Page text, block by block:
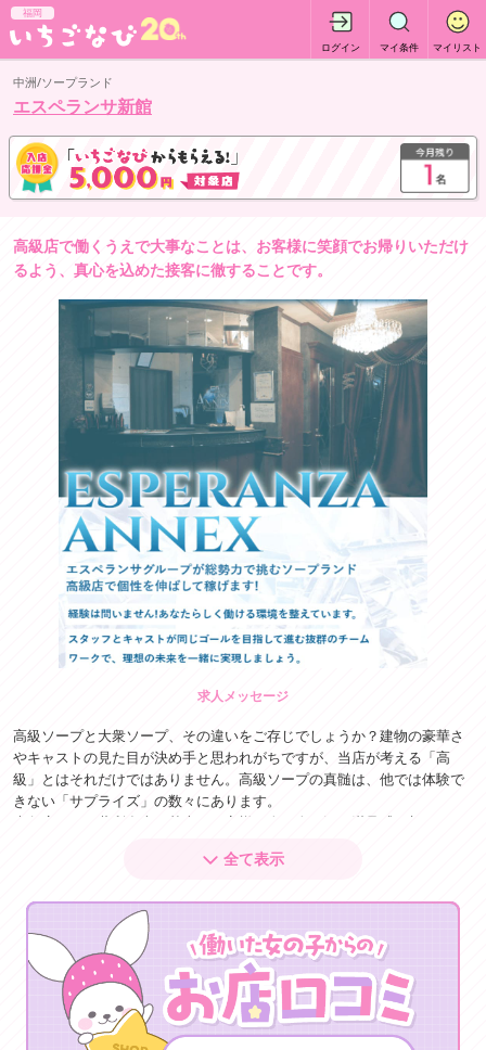
福岡
ログイン マイ条件 マイリスト
中洲/ソープランド
エスペランサ新館
高級店で働くうえで大事なことは、お客様に笑顔でお帰りいただけ
るよう、真心を込めた接客に徹することです。
求人メッセージ
高級ソープと大衆ソープ、その違いをご存じでしょうか？建物の豪華さ
やキャストの見た目が決め手と思われがちですが、当店が考える「高
級」とはそれだけではありません。高級ソープの真髄は、他では体験で
きない「サプライズ」の数々にあります。
大衆店では、薄利多売が基本。お客様一人一人に深い満足感を与えるよ
逆。一人のお客様に丁寧に向き合い、気配りと真心を込めた接客を徹底
す。
当店では、黒服のさりげない気遣いやキャストの心温まる配慮、性に関
する特別な演出を「高級」の本質と捉えています。それはまるで高級ホ
テルで受ける、ウェルカムドリンクや名前を覚えた接客といった、ちょ
っとした感動の積み重ねに似ています。
日常でも、安価な製品より品質の高いものに価値を感じる場面は多いは
ず。高級ソープの魅力もこれと同じです。「高いけど、また利用した
全て表示